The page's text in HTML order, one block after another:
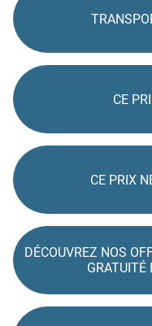
CE
CE PRIX
DÉCOUVREZ NOS
GRATUITÉ